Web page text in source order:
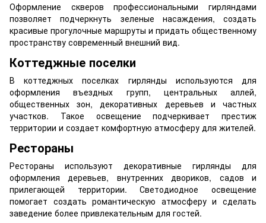
Оформление скверов профессиональными гирляндами
позволяет подчеркнуть зеленые насаждения, создать
красивые прогулочные маршруты и придать общественному
пространству современный внешний вид.
Коттеджные поселки
В коттеджных поселках гирлянды используются для
оформления въездных групп, центральных аллей,
общественных зон, декоративных деревьев и частных
участков. Такое освещение подчеркивает престиж
территории и создает комфортную атмосферу для жителей.
Рестораны
Рестораны используют декоративные гирлянды для
оформления деревьев, внутренних двориков, садов и
прилегающей территории. Светодиодное освещение
помогает создать романтическую атмосферу и сделать
заведение более привлекательным для гостей.